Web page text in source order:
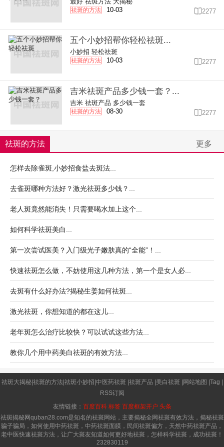
祛斑的方法 10-03 2277
五个小妙招帮你轻松祛斑...
小妙招 轻松祛斑
祛斑的方法 10-03 2277
吉米祛斑产品多少钱一套？...
吉米 祛斑产品 多少钱一套
祛斑的方法 08-30  2277
祛斑的方法 更多
怎样去除雀斑,小妙招食盐去斑法...
去雀斑哪种方法好？激光祛斑多少钱？...
老人斑竟然能消失！只需要喝水加上这个...
如何科学祛斑美白...
第一次尝试医美？入门级光子嫩肤真的“全能”！...
快速祛斑怎么做，不妨使用这几种方法，第一个是女人必...
去斑有什么好办法?揭秘生姜如何祛斑...
激光祛斑，你想知道的都在这儿...
老年斑怎么治疗比较快？可以试试这些方法...
教你几个用中药美白祛斑的有效方法...
祛斑大揭秘| 祛斑的方法 祛斑小妙招 中医药祛斑 祛斑产品 美白祛斑 网站地图 Tag
RSS订阅
友情链接： 百度百科 标签 百度框架开户 头条
祛斑揭秘网quban28.com是知名的祛斑网站，主要揭秘全网祛斑有效方法，揭秘祛斑
骗子骗局，如何使用中药祛斑，中药祛斑面膜，民间祛斑偏方，天然中药祛斑产品，
老中医快速祛斑方法，让广大斑友知道如何更好地祛斑，怎样科学祛斑，成功祛斑！
232830119